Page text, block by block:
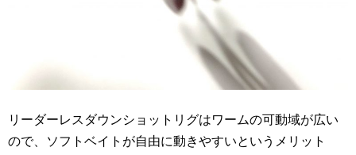
リーダーレスダウンショットリグはワームの可動域が広い
ので、ソフトベイトが自由に動きやすいというメリット